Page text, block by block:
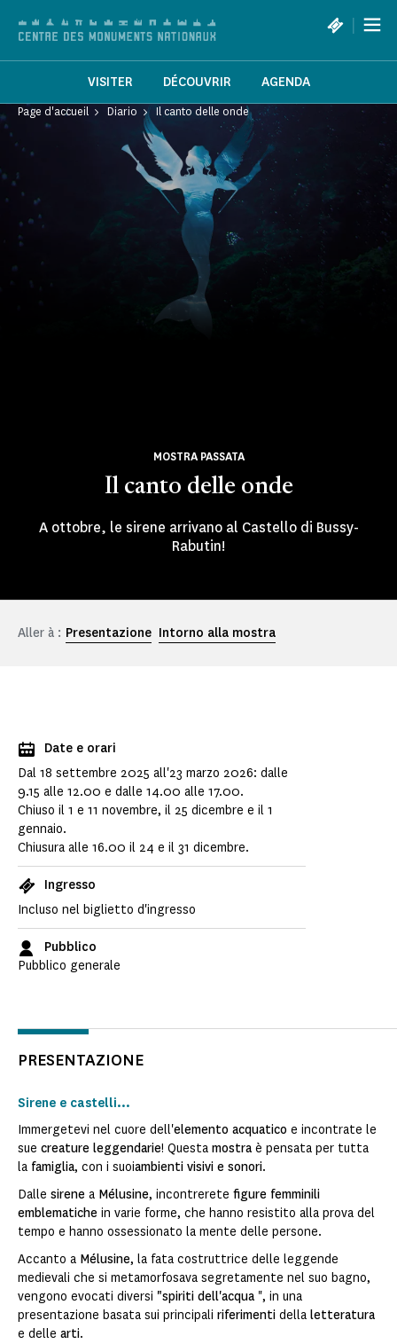
|
VISITER DÉCOUVRIR AGENDA
Page d'accueil Diario Il canto delle onde
Il canto delle onde
MOSTRA PASSATA
A ottobre, le sirene arrivano al Castello di Bussy-
Rabutin!
Aller à : Presentazione Intorno alla mostra
Date e orari
Dal 18 settembre 2025 all'23 marzo 2026: dalle
9.15 alle 12.00 e dalle 14.00 alle 17.00.
Chiuso il 1 e 11 novembre, il 25 dicembre e il 1
gennaio.
Chiusura alle 16.00 il 24 e il 31 dicembre.
Ingresso
Incluso nel biglietto d'ingresso
Pubblico
Pubblico generale
PRESENTAZIONE
Sirene e castelli...
Immergetevi nel cuore dell'elemento acquatico e incontrate le
sue creature leggendarie! Questa mostra è pensata per tutta
la famiglia, con i suoiambienti visivi e sonori.
Dalle sirene a Mélusine, incontrerete figure femminili
emblematiche in varie forme, che hanno resistito alla prova del
tempo e hanno ossessionato la mente delle persone.
Accanto a Mélusine, la fata costruttrice delle leggende
medievali che si metamorfosava segretamente nel suo bagno,
vengono evocati diversi "spiriti dell'acqua ", in una
presentazione basata sui principali riferimenti della letteratura
e delle arti.